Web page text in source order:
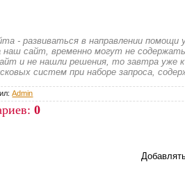
- развиваться в направлении
наш сайт, временно могут не
и не нашли решения, то завтра уже
систем при наборе запроса,
:Admin
:0